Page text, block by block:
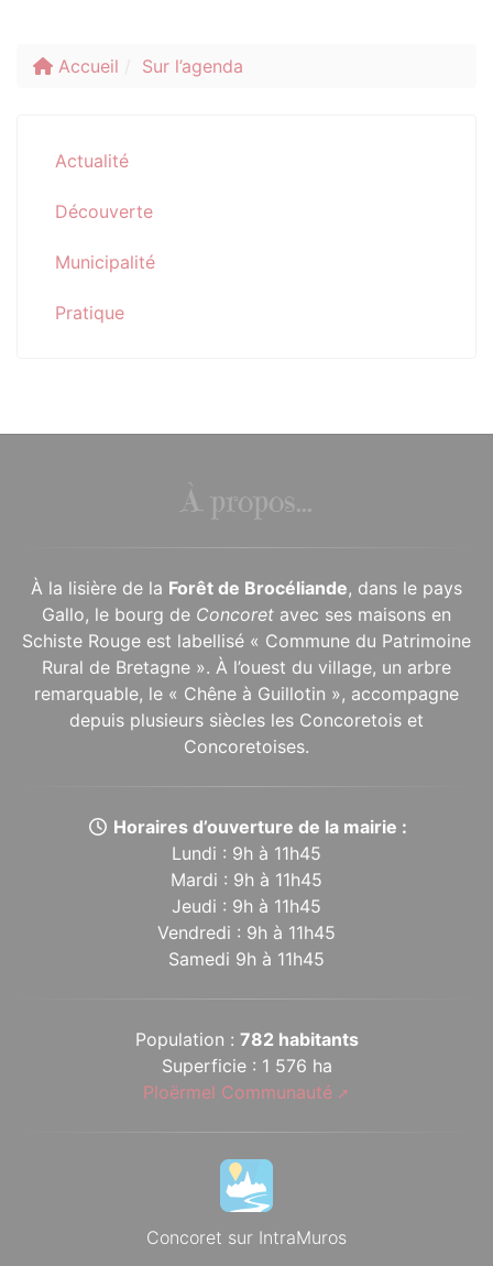
Accueil Sur l’agenda
Actualité
Découverte
Municipalité
Pratique
À propos...
À la lisière de la Forêt de Brocéliande, dans le pays
Gallo, le bourg de Concoret avec ses maisons en
Schiste Rouge est labellisé « Commune du Patrimoine
Rural de Bretagne ». À l’ouest du village, un arbre
remarquable, le « Chêne à Guillotin », accompagne
depuis plusieurs siècles les Concoretois et
Concoretoises.
Horaires d’ouverture de la mairie :
Lundi : 9h à 11h45
Mardi : 9h à 11h45
Jeudi : 9h à 11h45
Vendredi : 9h à 11h45
Samedi 9h à 11h45
Population : 782 habitants
Superficie : 1 576 ha
Ploërmel Communauté
Concoret sur IntraMuros